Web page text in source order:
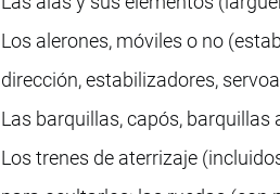
Los alerones, móviles o no
dirección, estabilizadores,
Las barquillas, capós,
Los trenes de aterrizaje